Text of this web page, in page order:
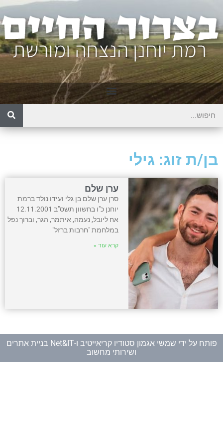
בן/ת זוג: גילי
ערן שלם
סרן ערן שלם בן גלי ועידו נולד ברמת
יוחנן כ"ו בחשוון תשס"ב 12.11.2001
אח ליובל, נעמה, איתמר, הגר, וברוך נפל
במלחמת "חרבות ברזל"
קרא עוד »
פותח על ידי שמשי אגמון סטודיו קריאייטיב ו-
Net&IT בניית אתרים
ושירותי מחשוב